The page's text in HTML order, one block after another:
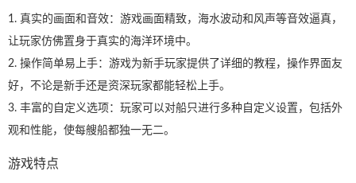
1. 真实的画面和音效：游戏画面精致，海水波动和风声等音效逼真，
让玩家仿佛置身于真实的海洋环境中。
2. 操作简单易上手：游戏为新手玩家提供了详细的教程，操作界面友
好，不论是新手还是资深玩家都能轻松上手。
3. 丰富的自定义选项：玩家可以对船只进行多种自定义设置，包括外
观和性能，使每艘船都独一无二。
游戏特点